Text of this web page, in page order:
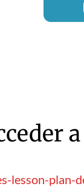
a
lesson-plan-